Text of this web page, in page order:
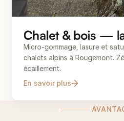
Chalet & bois —
Micro-gommage, lasure et
chalets alpins à Rougemont.
écaillement.
En savoir plus